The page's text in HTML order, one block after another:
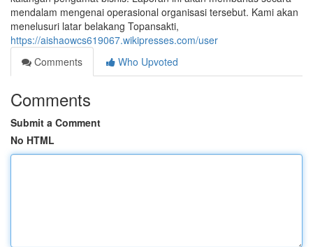
mendalam mengenai operasional organisasi tersebut. Kami akan
menelusuri latar belakang Topansakti,
https://aishaowcs619067.wikipresses.com/user
Comments
Who Upvoted
Comments
Submit a Comment
No HTML